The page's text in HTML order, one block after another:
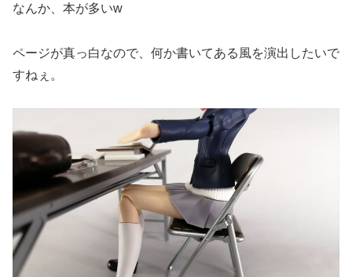
なんか、本が多いw
ページが真っ白なので、何か書いてある風を演出したいで
すねぇ。